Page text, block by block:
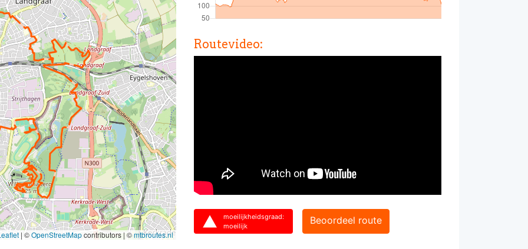
| ©OpenStreetMapcontributors | ©mtbroutes.nl
Routevideo:
moeilijkheidsgraad:
moeilijk
Beoordeel route